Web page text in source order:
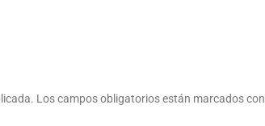
Los campos obligatorios están marcados con